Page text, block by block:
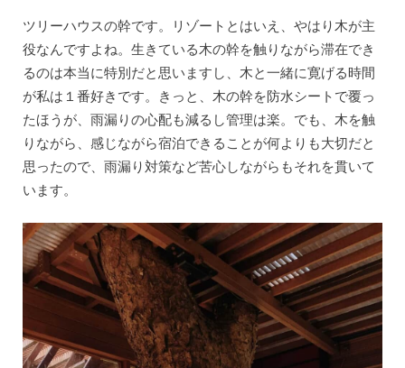
ツリーハウスの幹です。リゾートとはいえ、やはり木が主
役なんですよね。生きている木の幹を触りながら滞在でき
るのは本当に特別だと思いますし、木と一緒に寛げる時間
が私は１番好きです。きっと、木の幹を防水シートで覆っ
たほうが、雨漏りの心配も減るし管理は楽。でも、木を触
りながら、感じながら宿泊できることが何よりも大切だと
思ったので、雨漏り対策など苦心しながらもそれを貫いて
います。